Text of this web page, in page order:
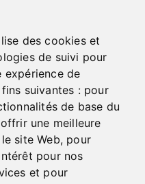
des cookies et
de suivi pour
expérience de
suivantes : pour
de base du
une meilleure
site Web, pour
pour nos
et pour
fondations en
participant aux
POLICY PRIVACY POLICY